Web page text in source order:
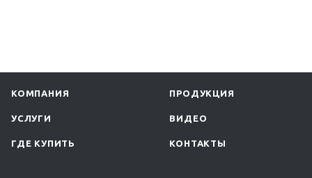
КОМПАНИЯ ПРОДУКЦИЯ
УСЛУГИ ВИДЕО
ГДЕ КУПИТЬ КОНТАКТЫ